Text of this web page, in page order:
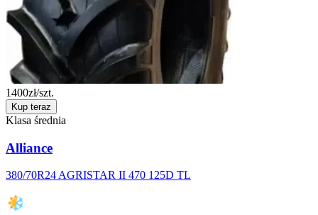
1400zł/szt.
Kup teraz
Klasa średnia
Alliance
380/70R24 AGRISTAR II 470 125D TL